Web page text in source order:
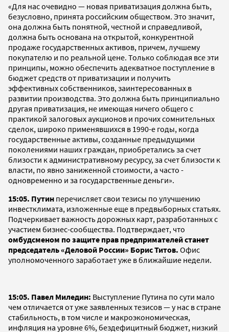
«Для нас очевидно — новая приватизация должна быть,
безусловно, принята российским обществом. Это значит,
она должна быть понятной, честной и справедливой,
должна быть основана на открытой, конкурентной
продаже государственных активов, причем, лучшему
покупателю и по реальной цене. Только соблюдая все эти
принципы, можно обеспечить адекватное поступление в
бюджет средств от приватизации и получить
эффективных собственников, заинтересованных в
развитии производства. Это должна быть принципиально
другая приватизация, не имеющая ничего общего с
практикой залоговых аукционов и прочих сомнительных
сделок, широко применявшихся в 1990-е годы, когда
государственные активы, созданные предыдущими
поколениями наших граждан, приобретались за счет
близости к административному ресурсу, за счет близости к
власти, по явно заниженной стоимости, а часто -
одновременно и за государственные деньги».
15:05. Путин перечисляет свои тезисы по улучшению
инвестклимата, изложенные еще в предвыборных статьях.
Подчеркивает важность дорожных карт, разработанных с
участием бизнес-сообщества. Подтверждает, что
омбудсменом по защите прав предпримателей станет
председатель «Деловой России» Борис Титов. Офис
уполномоченного заработает уже в ближайшие недели.
15:05. Павел Миледин: Выступление Путина по сути мало
чем отличается от уже заявленных тезисов — у нас в стране
стабильность, в том числе и макроэкономическая,
инфляция на уровне 6%, бездефицитный бюджет, низкий